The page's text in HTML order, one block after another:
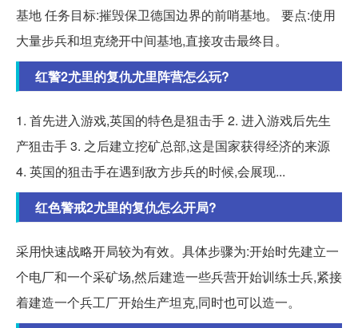
基地 任务目标:摧毁保卫德国边界的前哨基地。 要点:使用
大量步兵和坦克绕开中间基地,直接攻击最终目。
红警2尤里的复仇尤里阵营怎么玩?
1. 首先进入游戏,英国的特色是狙击手 2. 进入游戏后先生
产狙击手 3. 之后建立挖矿总部,这是国家获得经济的来源
4. 英国的狙击手在遇到敌方步兵的时候,会展现...
红色警戒2尤里的复仇怎么开局?
采用快速战略开局较为有效。具体步骤为:开始时先建立一
个电厂和一个采矿场,然后建造一些兵营开始训练士兵,紧接
着建造一个兵工厂开始生产坦克,同时也可以造一。